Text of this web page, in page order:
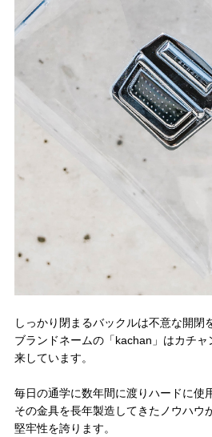
しっかり閉まるバックルは不意な開閉
ブランドネームの「kachan」はカチ
来しています。
毎日の通学に数年間に渡りハードに使
その金具を長年製造してきたノウハウ
堅牢性を誇ります。